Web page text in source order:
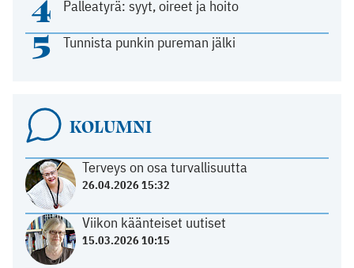
4 Palleatyrä: syyt, oireet ja hoito
5 Tunnista punkin pureman jälki
KOLUMNI
Terveys on osa turvallisuutta
26.04.2026 15:32
Viikon käänteiset uutiset
15.03.2026 10:15